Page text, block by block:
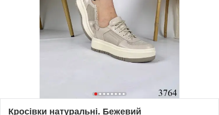
Кросівки натуральні. Бежевий